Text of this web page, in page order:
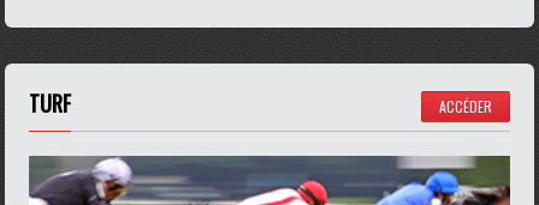
TURF ACCÉDER